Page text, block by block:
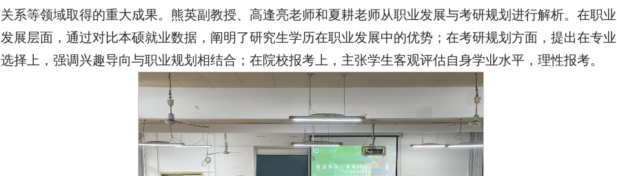
关系等领域取得的重大成果。熊英副教授、高逢亮老师和夏耕老师从职业发展与考研规划进行解析。在职业
发展层面，通过对比本硕就业数据，阐明了研究生学历在职业发展中的优势；在考研规划方面，提出在专业
选择上，强调兴趣导向与职业规划相结合；在院校报考上，主张学生客观评估自身学业水平，理性报考。